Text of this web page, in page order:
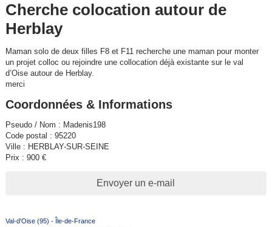
Cherche colocation autour de
Herblay
Maman solo de deux filles F8 et F11 recherche une maman pour monter
un projet colloc ou rejoindre une collocation déjà existante sur le val
d’Oise autour de Herblay.
merci
Coordonnées & Informations
Pseudo / Nom : Madenis198
Code postal : 95220
Ville : HERBLAY-SUR-SEINE
Prix : 900 €
Envoyer un e-mail
Val-d'Oise (95) - Île-de-France